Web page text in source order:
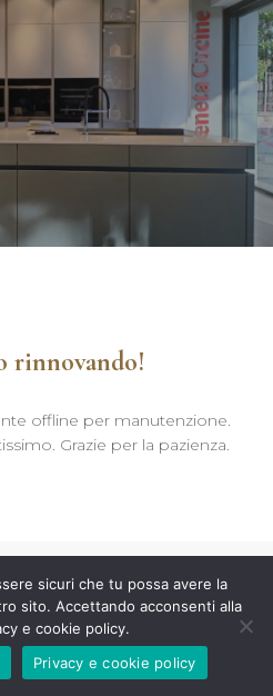
rinnovando!
offline per manutenzione.
Grazie per la pazienza.
sicuri che tu possa avere la
sito. Accettando acconsenti alla
e cookie policy.
Privacy e cookie policy